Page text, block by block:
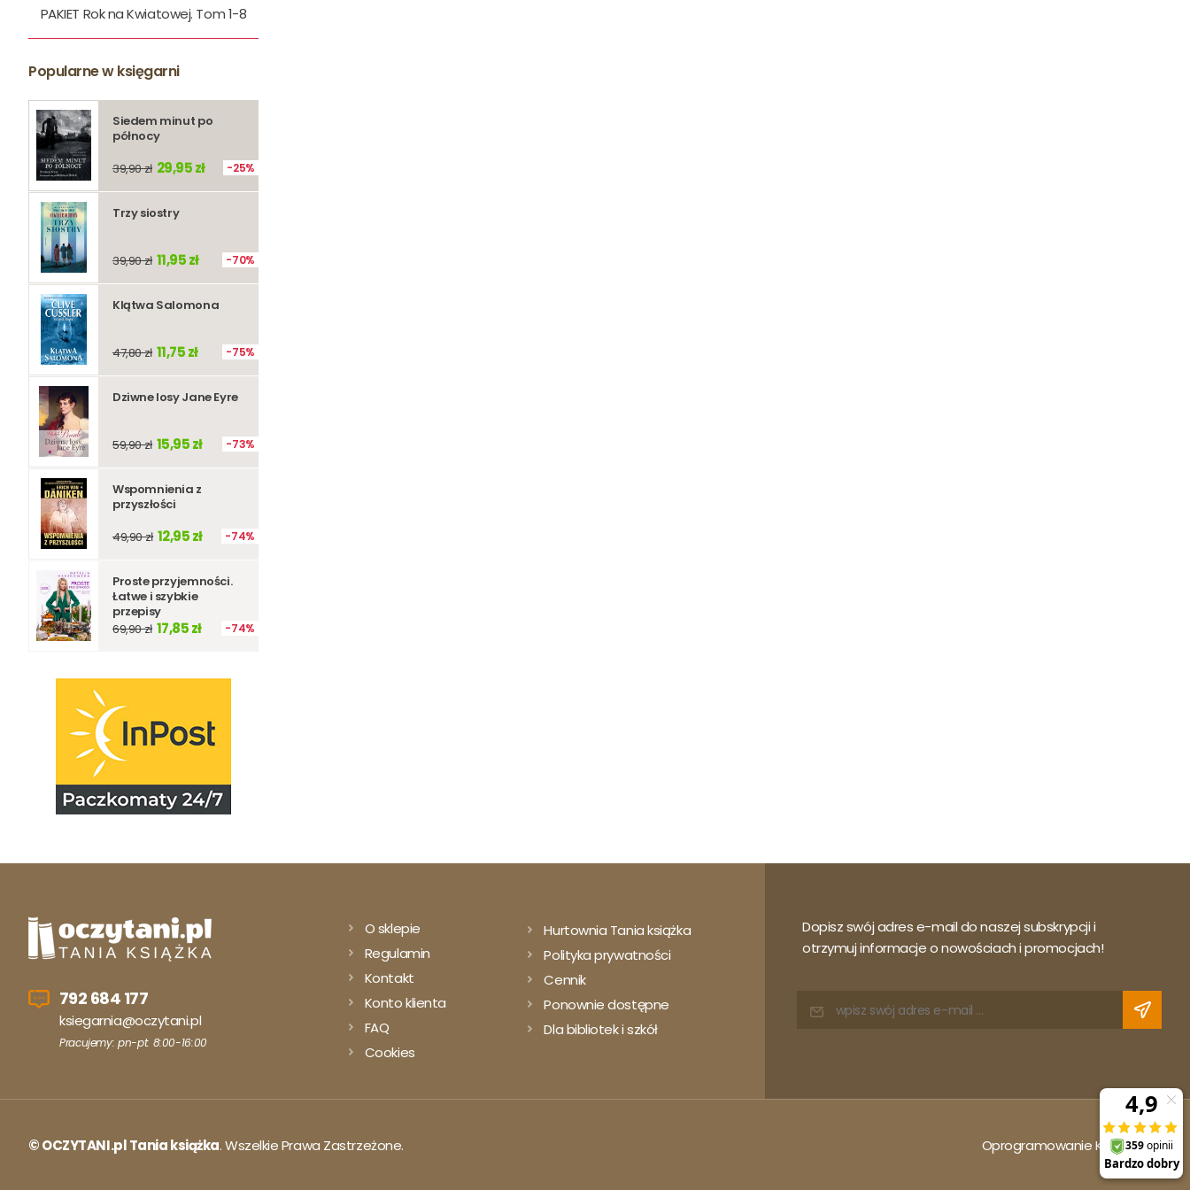
PAKIET Rok na Kwiatowej. Tom 1-8
Popularne w księgarni
Siedem minut po
północy
39,90 zł 29,95 zł 25%
Trzy siostry
39,90 zł 11,95 zł 70%
Klątwa Salomona
47,80 zł 11,75 zł 75%
Dziwne losy Jane Eyre
59,90 zł 15,95 zł 73%
Wspomnienia z
przyszłości
49,90 zł 12,95 zł 74%
Proste przyjemności.
Łatwe i szybkie
przepisy
69,90 zł 17,85 zł 74%
792 684 177
ksiegarnia@oczytani.pl
Pracujemy: pn-pt: 8:00-16:00
O sklepie
Regulamin
Kontakt
Konto klienta
FAQ
Cookies
Hurtownia Tania książka
Polityka prywatności
Cennik
Ponownie dostępne
Dla bibliotek i szkół
Dopisz swój adres e-mail do naszej subskrypcji i
otrzymuj informacje o nowościach i promocjach!
© OCZYTANI.pl Tania książka. Wszelkie Prawa Zastrzeżone. Oprogramowanie KQS.store: